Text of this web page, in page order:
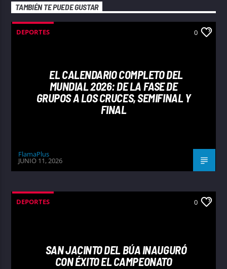
TAMBIÉN TE PUEDE GUSTAR
DEPORTES 0
EL CALENDARIO COMPLETO DEL
MUNDIAL 2026: DE LA FASE DE
GRUPOS A LOS CRUCES, SEMIFINAL Y
FINAL
FlamaPlus
JUNIO 11, 2026
DEPORTES 0
SAN JACINTO DEL BÚA INAUGURÓ
CON ÉXITO EL CAMPEONATO